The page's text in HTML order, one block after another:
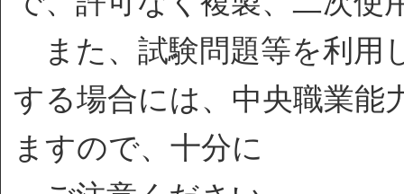
また、試験問題等を利用
する場合には、中央職業能
ますので、十分に